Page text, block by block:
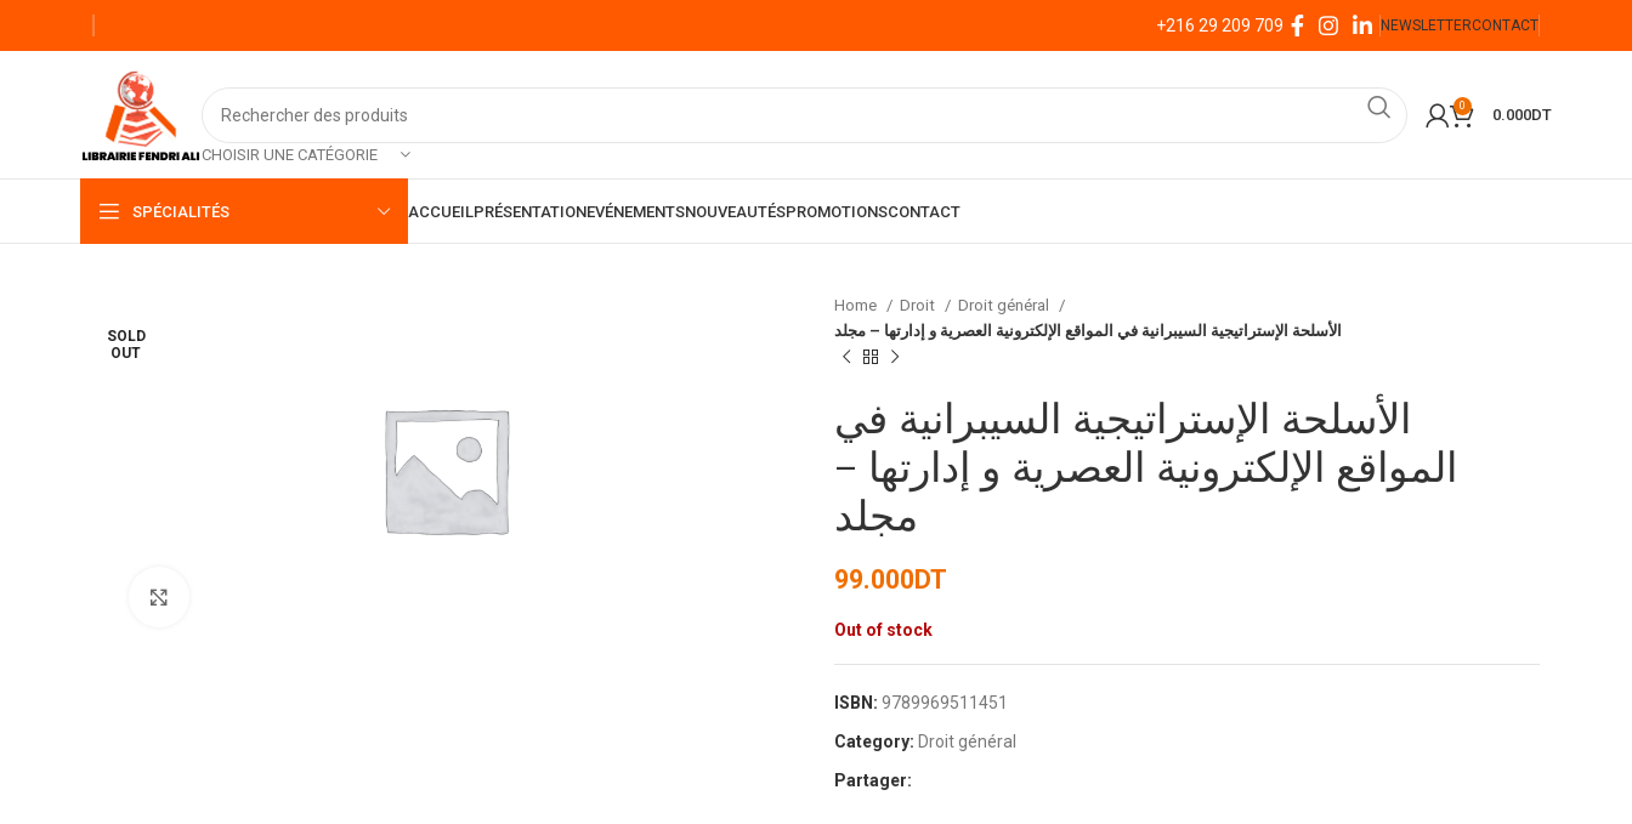
+216 29 209 709 NEWSLETTERCONTACT
CHOISIR UNE CATÉGORIE
0
0.000DT
SPÉCIALITÉS ACCUEILPRÉSENTATIONEVÉNEMENTSNOUVEAUTÉSPROMOTIONSCONTACT
SOLD
OUT
Home Droit
Droit général
الأسلحة الإستراتيجية السيبرانية في المواقع الإلكترونية العصرية و إدارتها – مجلد
الأسلحة الإستراتيجية السيبرانية في
المواقع الإلكترونية العصرية و إدارتها –
مجلد
99.000DT
Out of stock
ISBN: 9789969511451
Category: Droit général
Partager: